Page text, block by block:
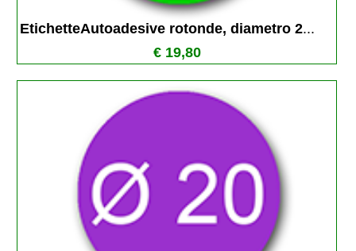
EtichetteAutoadesive rotonde, diametro 2...
€ 19,80